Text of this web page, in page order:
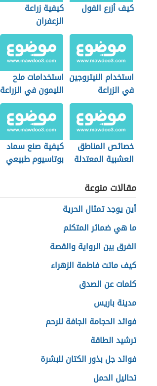
كيف أزرع الفول
كيفية زراعة
الزعفران
استخدام النيتروجين
في الزراعة
استخدامات ملح
الليمون في الزراعة
خصائص المناطق
العشبية المعتدلة
كيفية صنع سماد
بوتاسيوم طبيعي
مقالات منوعة
أين يوجد تمثال الحرية
ما هي ضمائر المتكلم
الفرق بين الرواية والقصة
كيف ماتت فاطمة الزهراء
كلمات عن الصدق
مدينة باريس
فوائد الحجامة الجافة للرحم
ترشيد الطاقة
فوائد جل بذور الكتان للبشرة
تحاليل الحمل